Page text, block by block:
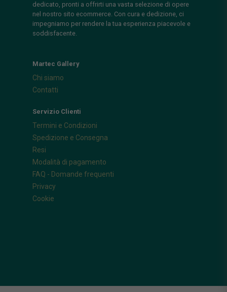
dedicato, pronti a offrirti una vasta selezione di opere
nel nostro sito ecommerce. Con cura e dedizione, ci
impegniamo per rendere la tua esperienza piacevole e
soddisfacente.
Martec Gallery
Chi siamo
Contatti
Servizio Clienti
Termini e Condizioni
Spedizione e Consegna
Resi
Modalità di pagamento
FAQ - Domande frequenti
Privacy
Cookie